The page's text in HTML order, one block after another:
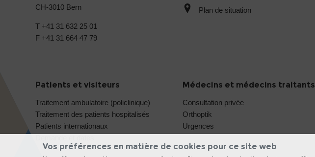
CH-3010 Bern
T +41 31 632 25 01
F +41 31 664 47 79
Plan de situation
Patients et visiteurs
Traitement ambulatoire (policlinique)
Traitement des patients hospitalisés
Patients internationaux
Médecins et médecins traitants
Consultation privée
Orthoptik
Urgences
Vos préférences en matière de cookies pour ce site web